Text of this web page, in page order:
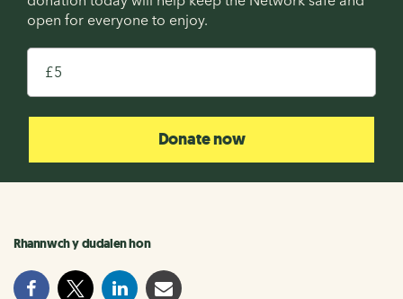
open for everyone to enjoy.
£
Donate now
Rhannwch y dudalen hon